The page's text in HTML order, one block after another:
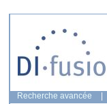
Recherche avancée